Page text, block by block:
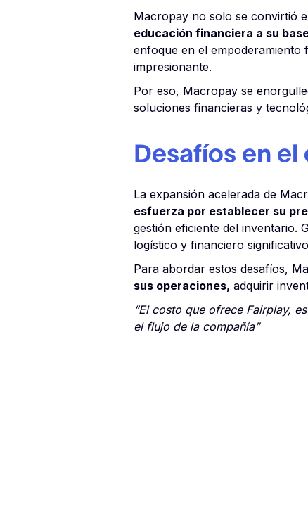
Macropay no solo se convirtió
educación financiera a su
enfoque en el empoderamiento
impresionante.
Por eso, Macropay se
soluciones financieras y
Desafíos en
La expansión acelerada de
esfuerza por establecer su
gestión eficiente del inventario.
logístico y financiero
Para abordar estos desafíos,
sus operaciones, adquirir
“El costo que ofrece Fairplay,
el flujo de la compañía”